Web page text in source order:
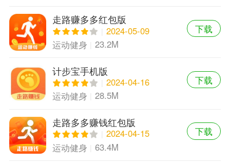
走路赚多多红包版
2024-05-09
运动健身
23.2M
下载
计步宝手机版
2024-04-16
运动健身
28.5M
下载
走路多多赚钱红包版
2024-04-15
运动健身
63.4M
下载